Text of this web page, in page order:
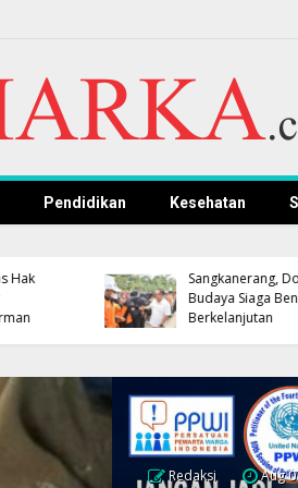
Pendidikan Kesehatan
Menggunakan
Manajemen Talenta
Terintegrasi BKN
Redaksi Aug